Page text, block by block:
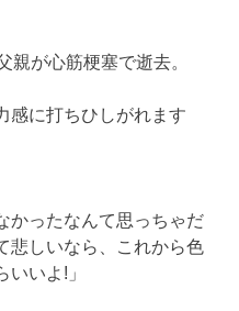
親が心筋梗塞で逝去。
感に打ちひしがれます
かったなんて思っちゃだ
悲しいなら、これから色
いよ!」